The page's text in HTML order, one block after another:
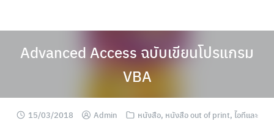
Advanced Access ฉบับเขียนโปรแกรม
VBA
15/03/2018 Admin หนังสือ, หนังสือ out of print, ไอทีและ